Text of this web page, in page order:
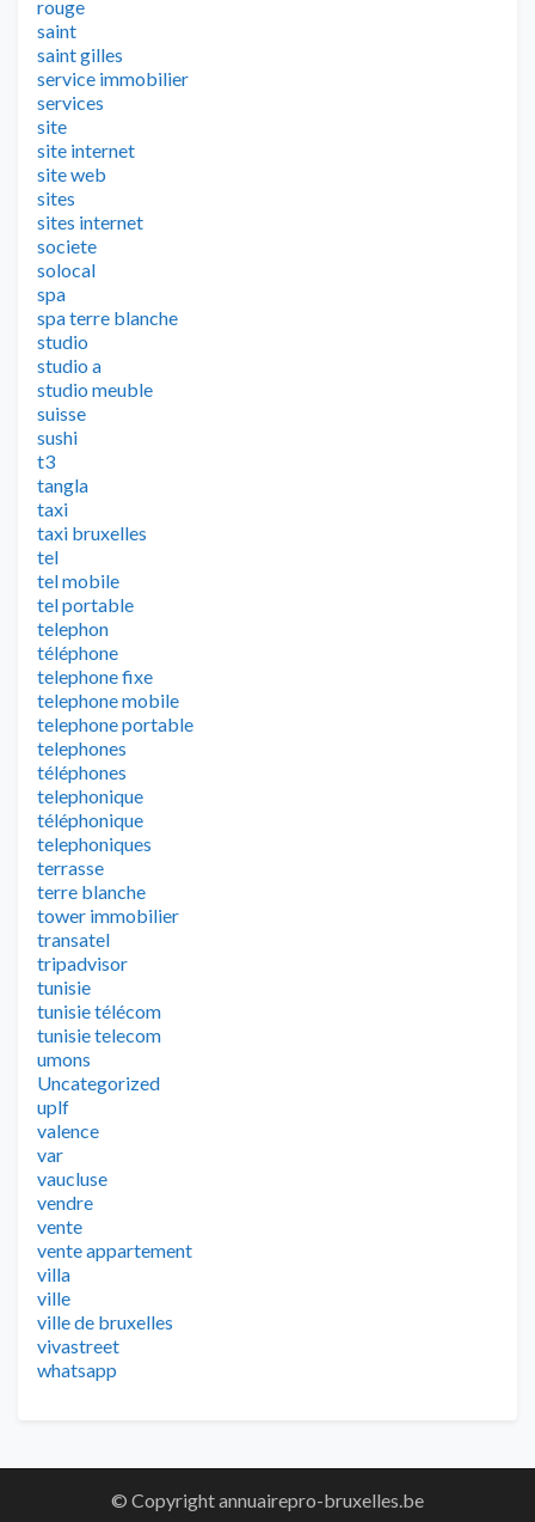
rouge
saint
saint gilles
service immobilier
services
site
site internet
site web
sites
sites internet
societe
solocal
spa
spa terre blanche
studio
studio a
studio meuble
suisse
sushi
t3
tangla
taxi
taxi bruxelles
tel
tel mobile
tel portable
telephon
téléphone
telephone fixe
telephone mobile
telephone portable
telephones
téléphones
telephonique
téléphonique
telephoniques
terrasse
terre blanche
tower immobilier
transatel
tripadvisor
tunisie
tunisie télécom
tunisie telecom
umons
Uncategorized
uplf
valence
var
vaucluse
vendre
vente
vente appartement
villa
ville
ville de bruxelles
vivastreet
whatsapp
© Copyright annuairepro-bruxelles.be